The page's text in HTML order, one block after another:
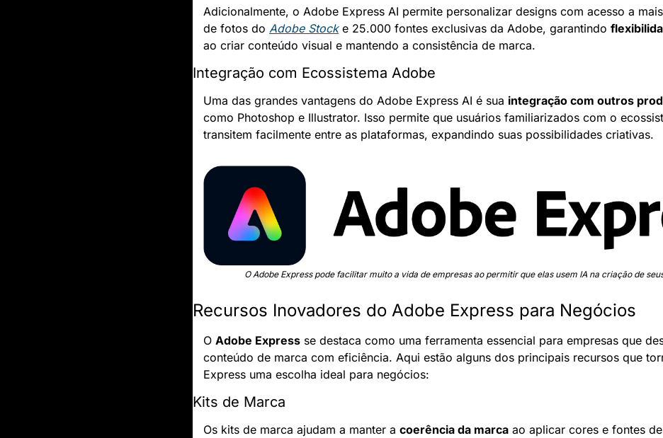
Adicionalmente, o Adobe Express AI permite personalizar designs com acesso a
de fotos do Adobe Stock e 25.000 fontes exclusivas da Adobe, garantindo
ao criar conteúdo visual e mantendo a consistência de marca.
Integração com Ecossistema Adobe
Uma das grandes vantagens do Adobe Express AI é sua integração com outros
como Photoshop e Illustrator. Isso permite que usuários familiarizados com o
transitem facilmente entre as plataformas, expandindo suas possibilidades criativas.
O Adobe Express pode facilitar muito a vida de empresas ao permitir que elas usem IA na criação de
Recursos Inovadores do Adobe Express para Negócios
O Adobe Express se destaca como uma ferramenta essencial para empresas que
conteúdo de marca com eficiência. Aqui estão alguns dos principais recursos que
Express uma escolha ideal para negócios:
Kits de Marca
Os kits de marca ajudam a manter a coerência da marca ao aplicar cores e fontes